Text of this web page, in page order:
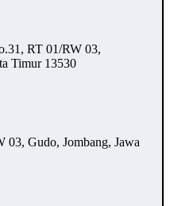
RT 01/RW 03,
Timur 13530
03, Gudo, Jombang, Jawa